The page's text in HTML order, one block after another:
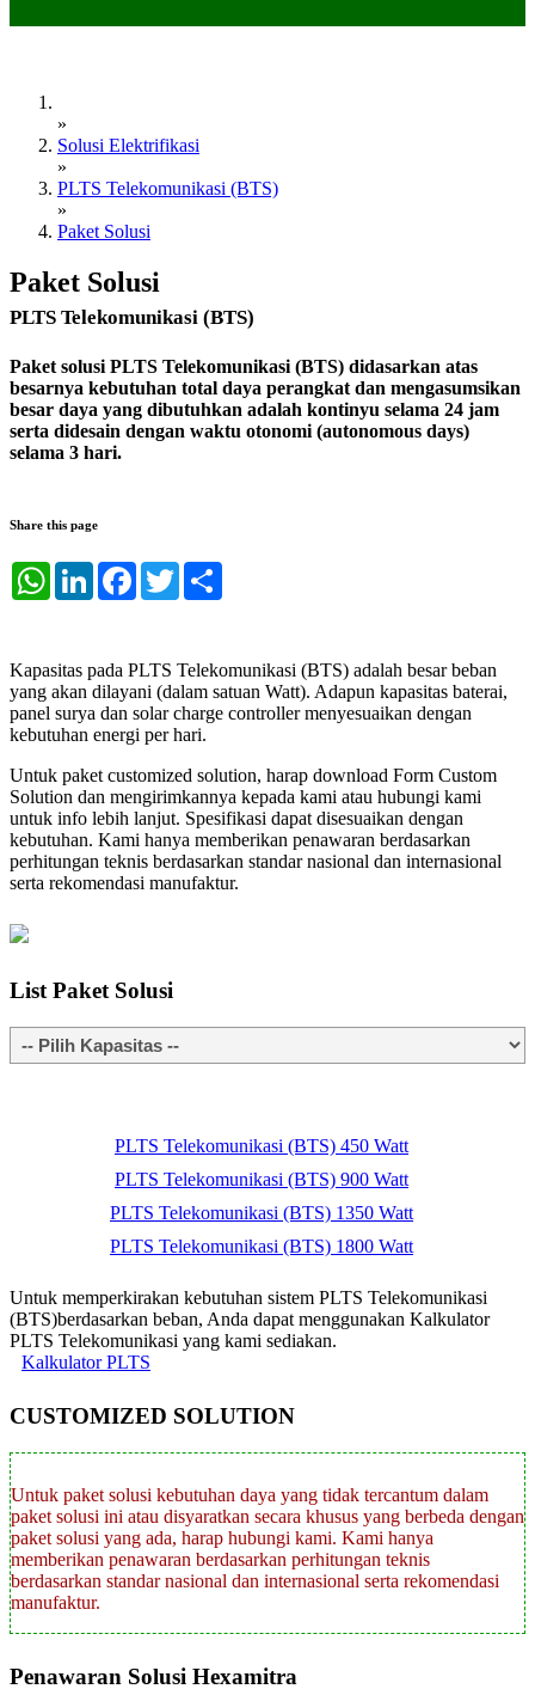
»
Solusi Elektrifikasi
»
PLTS Telekomunikasi (BTS)
»
Paket Solusi
Paket Solusi
PLTS Telekomunikasi (BTS)
Paket solusi PLTS Telekomunikasi (BTS) didasarkan atas
besarnya kebutuhan total daya perangkat dan mengasumsikan
besar daya yang dibutuhkan adalah kontinyu selama 24 jam
serta didesain dengan waktu otonomi (autonomous days)
selama 3 hari.
Share this page
WhatsAppLinkedInFacebook
Twitter
Kapasitas pada PLTS Telekomunikasi (BTS) adalah besar beban
yang akan dilayani (dalam satuan Watt). Adapun kapasitas baterai,
panel surya dan solar charge controller menyesuaikan dengan
kebutuhan energi per hari.
Untuk paket customized solution, harap download Form Custom
Solution dan mengirimkannya kepada kami atau hubungi kami
untuk info lebih lanjut. Spesifikasi dapat disesuaikan dengan
kebutuhan. Kami hanya memberikan penawaran berdasarkan
perhitungan teknis berdasarkan standar nasional dan internasional
serta rekomendasi manufaktur.
List Paket Solusi
PLTS Telekomunikasi (BTS) 450 Watt
PLTS Telekomunikasi (BTS) 900 Watt
PLTS Telekomunikasi (BTS) 1350 Watt
PLTS Telekomunikasi (BTS) 1800 Watt
Untuk memperkirakan kebutuhan sistem PLTS Telekomunikasi
(BTS)berdasarkan beban, Anda dapat menggunakan Kalkulator
PLTS Telekomunikasi yang kami sediakan.
Kalkulator PLTS
CUSTOMIZED SOLUTION
Untuk paket solusi kebutuhan daya yang tidak tercantum dalam
paket solusi ini atau disyaratkan secara khusus yang berbeda dengan
paket solusi yang ada, harap hubungi kami. Kami hanya
memberikan penawaran berdasarkan perhitungan teknis
berdasarkan standar nasional dan internasional serta rekomendasi
manufaktur.
Penawaran Solusi Hexamitra